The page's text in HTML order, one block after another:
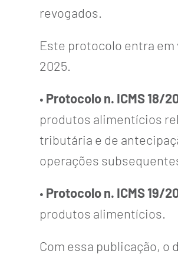
revogados.
Este protocolo entra em
2025.
• Protocolo n. ICMS 18/
produtos alimentícios
tributária e de
operações
• Protocolo n. ICMS 19/
produtos alimentícios.
Com essa publicação, o